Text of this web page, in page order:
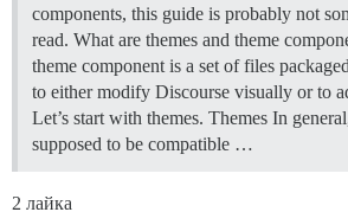
components, this guide is probably not
read. What are themes and theme
theme component is a set of files
to either modify Discourse visually or to
Let’s start with themes. Themes In
supposed to be compatible …
2 лайка